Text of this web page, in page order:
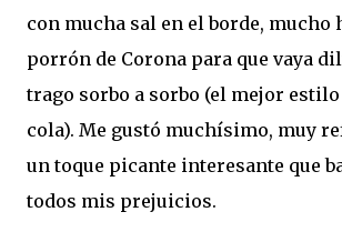
con mucha sal en el borde, mucho
porrón de Corona para que vaya
trago sorbo a sorbo (el mejor
cola). Me gustó muchísimo, muy
un toque picante interesante que
todos mis prejuicios.